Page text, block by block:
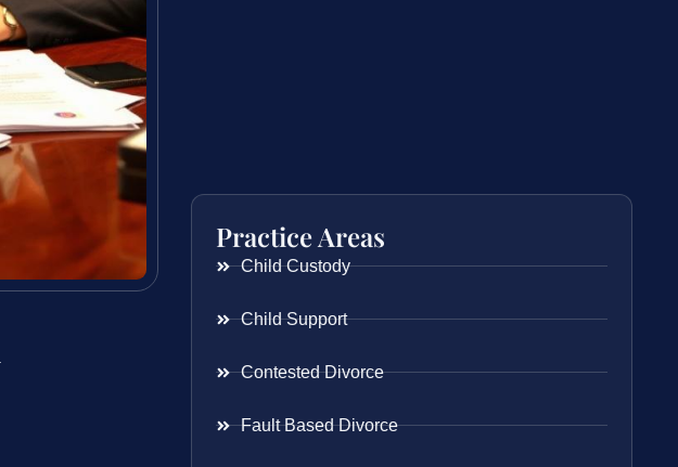
Practice Areas
Child Custody
Child Support
Contested Divorce
Fault Based Divorce